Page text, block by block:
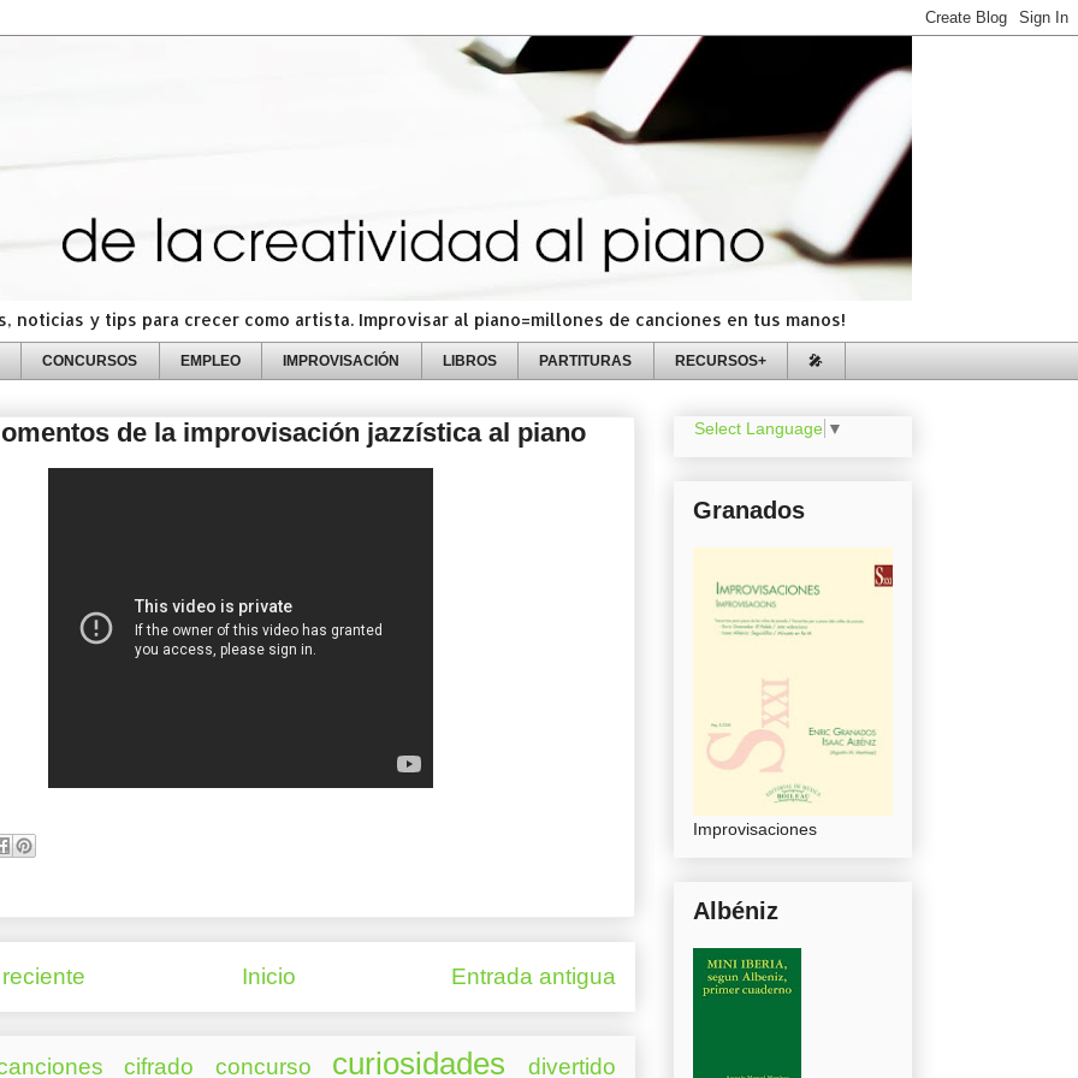
noticias y tips para crecer como artista. Improvisar al piano=millones de canciones en tus manos!
CONCURSOS EMPLEO IMPROVISACIÓN LIBROS PARTITURAS RECURSOS+ 🎤
de la improvisación jazzística al piano
Entrada antigua
Inicio
cifrado concurso curiosidades divertido
Select Language ▼
Granados
Improvisaciones
Albéniz